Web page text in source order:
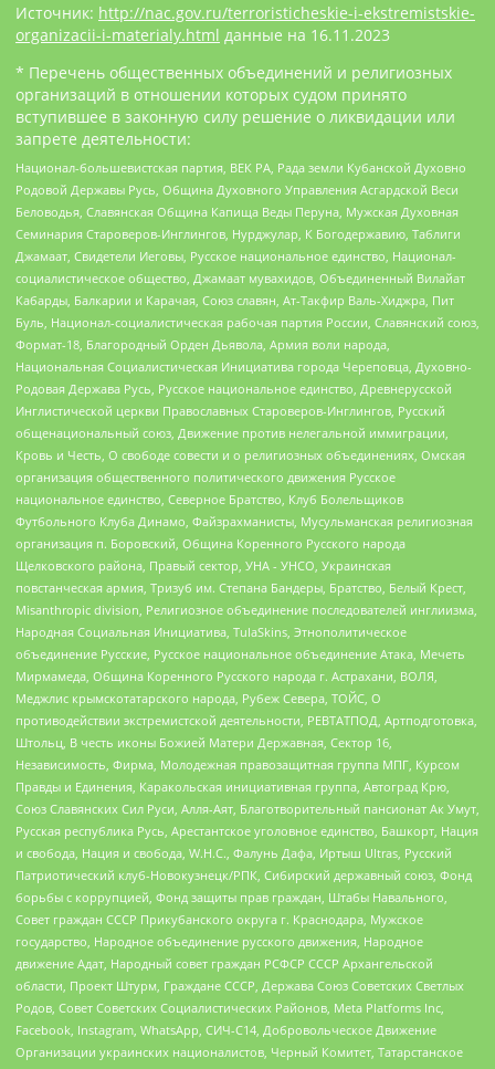
Источник: http://nac.gov.ru/terroristicheskie-i-ekstremistskie-
organizacii-i-materialy.html данные на 16.11.2023
* Перечень общественных объединений и религиозных
организаций в отношении которых судом принято
вступившее в законную силу решение о ликвидации или
запрете деятельности:
Национал-большевистская партия, ВЕК РА, Рада земли Кубанской Духовно
Родовой Державы Русь, Община Духовного Управления Асгардской Веси
Беловодья, Славянская Община Капища Веды Перуна, Мужская Духовная
Семинария Староверов-Инглингов, Нурджулар, К Богодержавию, Таблиги
Джамаат, Свидетели Иеговы, Русское национальное единство, Национал-
социалистическое общество, Джамаат мувахидов, Объединенный Вилайат
Кабарды, Балкарии и Карачая, Союз славян, Ат-Такфир Валь-Хиджра, Пит
Буль, Национал-социалистическая рабочая партия России, Славянский союз,
Формат-18, Благородный Орден Дьявола, Армия воли народа,
Национальная Социалистическая Инициатива города Череповца, Духовно-
Родовая Держава Русь, Русское национальное единство, Древнерусской
Инглистической церкви Православных Староверов-Инглингов, Русский
общенациональный союз, Движение против нелегальной иммиграции,
Кровь и Честь, О свободе совести и о религиозных объединениях, Омская
организация общественного политического движения Русское
национальное единство, Северное Братство, Клуб Болельщиков
Футбольного Клуба Динамо, Файзрахманисты, Мусульманская религиозная
организация п. Боровский, Община Коренного Русского народа
Щелковского района, Правый сектор, УНА - УНСО, Украинская
повстанческая армия, Тризуб им. Степана Бандеры, Братство, Белый Крест,
Misanthropic division, Религиозное объединение последователей инглиизма,
Народная Социальная Инициатива, TulaSkins, Этнополитическое
объединение Русские, Русское национальное объединение Атака, Мечеть
Мирмамеда, Община Коренного Русского народа г. Астрахани, ВОЛЯ,
Меджлис крымскотатарского народа, Рубеж Севера, ТОЙС, О
противодействии экстремистской деятельности, РЕВТАТПОД, Артподготовка,
Штольц, В честь иконы Божией Матери Державная, Сектор 16,
Независимость, Фирма, Молодежная правозащитная группа МПГ, Курсом
Правды и Единения, Каракольская инициативная группа, Автоград Крю,
Союз Славянских Сил Руси, Алля-Аят, Благотворительный пансионат Ак Умут,
Русская республика Русь, Арестантское уголовное единство, Башкорт, Нация
и свобода, Нация и свобода, W.H.С., Фалунь Дафа, Иртыш Ultras, Русский
Патриотический клуб-Новокузнецк/РПК, Сибирский державный союз, Фонд
борьбы с коррупцией, Фонд защиты прав граждан, Штабы Навального,
Совет граждан СССР Прикубанского округа г. Краснодара, Мужское
государство, Народное объединение русского движения, Народное
движение Адат, Народный совет граждан РСФСР СССР Архангельской
области, Проект Штурм, Граждане СССР, Держава Союз Советских Светлых
Родов, Совет Советских Социалистических Районов, Meta Platforms Inc,
Facebook, Instagram, WhatsApp, СИЧ-С14, Добровольческое Движение
Организации украинских националистов, Черный Комитет, Татарстанское